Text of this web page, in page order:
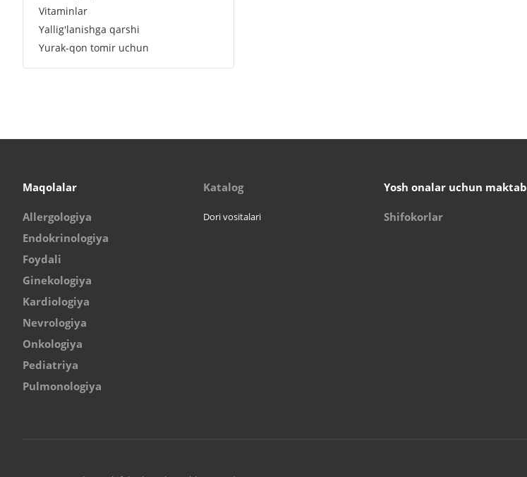
Vitaminlar
Yallig'lanishga qarshi
Yurak-qon tomir uchun
Maqolalar
Allergologiya
Endokrinologiya
Foydali
Ginekologiya
Kardiologiya
Nevrologiya
Onkologiya
Pediatriya
Pulmonologiya
Katalog
Dori vositalari
Yosh onalar uchun maktab
Shifokorlar